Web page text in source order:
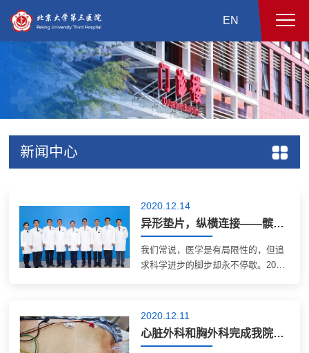
EN
新闻中心
2020.12.14
异形垫片，纵横连接——髌骨下极粉碎骨折的新选择【2020医疗技术创新三等奖】
我们常说，医学是有局限性的，但追
求科学进步的脚步却永不停歇。2020
为常规技术普及应用。新技术带来新
的希望，让我们来看看这些技术都有
哪些吧~ 项...
2020.12.11
心脏外科和胸外科完成我院首例同期微创冠脉多支搭桥联合肺叶切除术